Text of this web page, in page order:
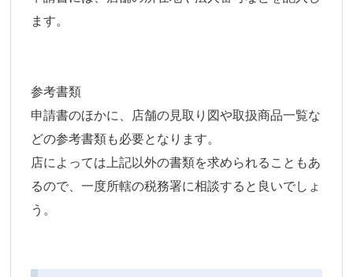
ます。
参考書類
申請書のほかに、店舗の見取り図や取扱商品一覧な
どの参考書類も必要となります。
店によっては上記以外の書類を求められることもあ
るので、一度所轄の税務署に相談すると良いでしょ
う。